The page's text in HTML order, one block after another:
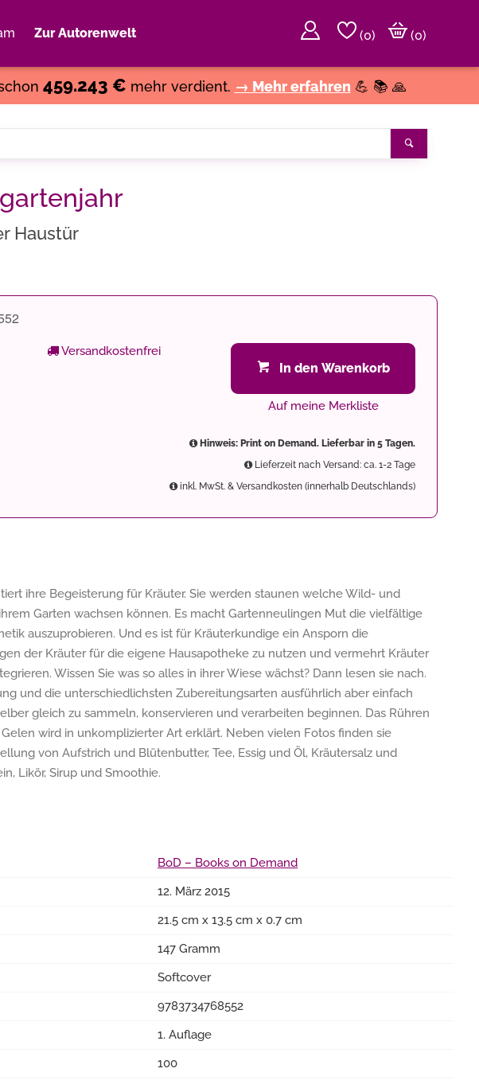
Zur Autorenwelt (0)
(0)
459.243 € mehr verdient. → Mehr erfahren 💪 📚 🙏
Haustür
Versandkostenfrei
In den Warenkorb
Auf meine Merkliste
Hinweis: Print on Demand. Lieferbar in 5 Tagen.
Lieferzeit nach Versand: ca. 1-2 Tage
inkl. MwSt. & Versandkosten (innerhalb Deutschlands)
ihre Begeisterung für Kräuter. Sie werden staunen welche Wild- und
Garten wachsen können. Es macht Gartenneulingen Mut die vielfältige
auszuprobieren. Und es ist für Kräuterkundige ein Ansporn die
der Kräuter für die eigene Hausapotheke zu nutzen und vermehrt Kräuter
Wissen Sie was so alles in ihrer Wiese wächst? Dann lesen sie nach.
und die unterschiedlichsten Zubereitungsarten ausführlich aber einfach
gleich zu sammeln, konservieren und verarbeiten beginnen. Das Rühren
wird in unkomplizierter Art erklärt. Neben vielen Fotos finden sie
von Aufstrich und Blütenbutter, Tee, Essig und Öl, Kräutersalz und
Likör, Sirup und Smoothie.
BoD – Books on Demand
12. März 2015
21.5 cm x 13.5 cm x 0.7 cm
147 Gramm
Softcover
9783734768552
1. Auflage
100